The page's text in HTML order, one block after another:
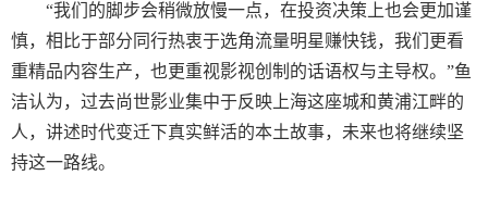
“我们的脚步会稍微放慢一点，在投资决策上也会更加谨
慎，相比于部分同行热衷于选角流量明星赚快钱，我们更看
重精品内容生产，也更重视影视创制的话语权与主导权。”鱼
洁认为，过去尚世影业集中于反映上海这座城和黄浦江畔的
人，讲述时代变迁下真实鲜活的本土故事，未来也将继续坚
持这一路线。